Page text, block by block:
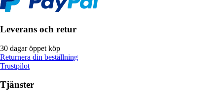
Leverans och retur
30 dagar öppet köp
Returnera din beställning
Trustpilot
Tjänster